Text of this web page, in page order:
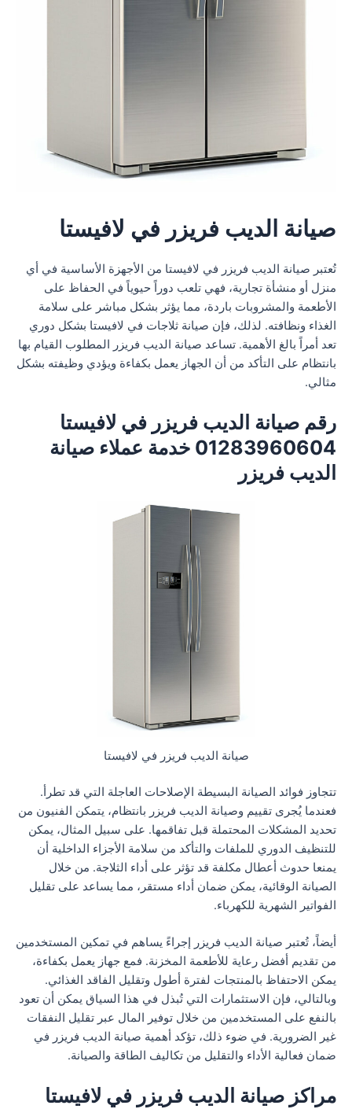
صيانة الديب فريزر في لافيستا
تُعتبر صيانة الديب فريزر في لافيستا من الأجهزة الأساسية في أي
منزل أو منشأة تجارية، فهي تلعب دوراً حيوياً في الحفاظ على
الأطعمة والمشروبات باردة، مما يؤثر بشكل مباشر على سلامة
الغذاء ونظافته. لذلك، فإن صيانة ثلاجات في لافيستا بشكل دوري
تعد أمراً بالغ الأهمية. تساعد صيانة الديب فريزر المطلوب القيام بها
بانتظام على التأكد من أن الجهاز يعمل بكفاءة ويؤدي وظيفته بشكل
مثالي.
رقم صيانة الديب فريزر في لافيستا
01283960604 خدمة عملاء صيانة
الديب فريزر
صيانة الديب فريزر في لافيستا
تتجاوز فوائد الصيانة البسيطة الإصلاحات العاجلة التي قد تطرأ.
فعندما يُجرى تقييم وصيانة الديب فريزر بانتظام، يتمكن الفنيون من
تحديد المشكلات المحتملة قبل تفاقمها. على سبيل المثال، يمكن
للتنظيف الدوري للملفات والتأكد من سلامة الأجزاء الداخلية أن
يمنعا حدوث أعطال مكلفة قد تؤثر على أداء الثلاجة. من خلال
الصيانة الوقائية، يمكن ضمان أداء مستقر، مما يساعد على تقليل
الفواتير الشهرية للكهرباء.
أيضاً، تُعتبر صيانة الديب فريزر إجراءً يساهم في تمكين المستخدمين
من تقديم أفضل رعاية للأطعمة المخزنة. فمع جهاز يعمل بكفاءة،
يمكن الاحتفاظ بالمنتجات لفترة أطول وتقليل الفاقد الغذائي.
وبالتالي، فإن الاستثمارات التي تُبذل في هذا السياق يمكن أن تعود
بالنفع على المستخدمين من خلال توفير المال عبر تقليل النفقات
غير الضرورية. في ضوء ذلك، تؤكد أهمية صيانة الديب فريزر في
ضمان فعالية الأداء والتقليل من تكاليف الطاقة والصيانة.
مراكز صيانة الديب فريزر في لافيستا